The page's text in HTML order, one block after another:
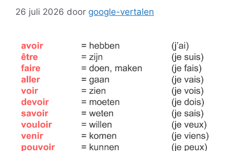
26 juli 2026 door google-vertalen